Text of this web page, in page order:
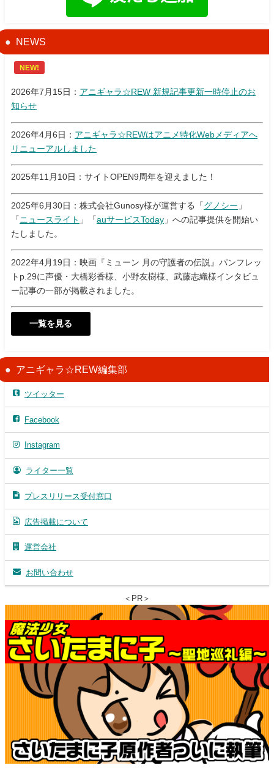
NEWS
NEW!
2026年7月15日： アニギャラ☆REW 新規記事更新一時停止のお
知らせ
2026年4月6日： アニギャラ☆REWはアニメ特化Webメディアへ
リニューアルしました
2025年11月10日：サイトOPEN9周年を迎えました！
2025年6月30日：株式会社Gunosy様が運営する「 グノシー 」
「 ニュースライト 」「 auサービスToday 」への記事提供を開始い
たしました。
2022年4月19日：映画『ミューン 月の守護者の伝説』パンフレッ
トp.29に声優・大橋彩香様、小野友樹様、武藤志織様インタビュ
ー記事の一部が掲載されました。
一覧を見る
アニギャラ☆REW編集部
ツイッター
Facebook
Instagram
ライター一覧
プレスリリース受付窓口
広告掲載について
運営会社
お問い合わせ
＜PR＞